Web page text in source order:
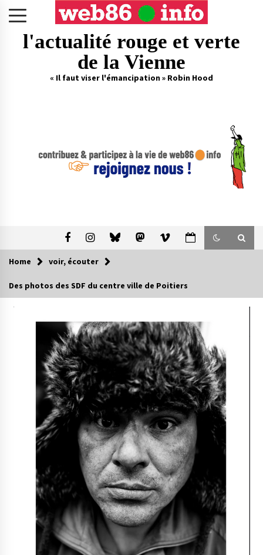
l'actualité rouge et verte
de la Vienne
« Il faut viser l'émancipation » Robin Hood
Home voir, écouter
Des photos des SDF du centre ville de Poitiers